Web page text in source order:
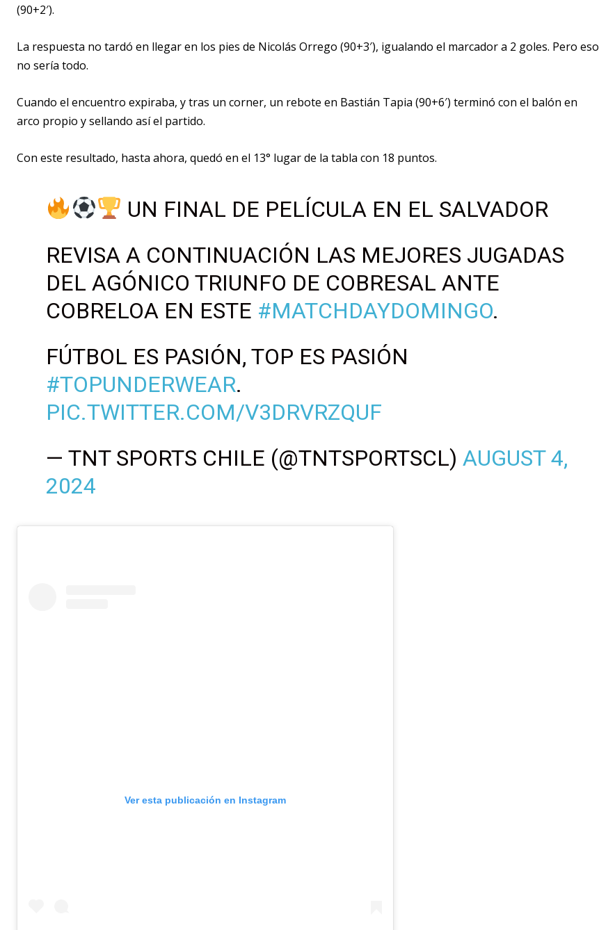
(90+2′).
La respuesta no tardó en llegar en los pies de Nicolás Orrego (90+3′), igualando el marcador a 2 goles. Pero eso
no sería todo.
Cuando el encuentro expiraba, y tras un corner, un rebote en Bastián Tapia (90+6′) terminó con el balón en
arco propio y sellando así el partido.
Con este resultado, hasta ahora, quedó en el 13° lugar de la tabla con 18 puntos.
UN FINAL DE PELÍCULA EN EL SALVADOR
REVISA A CONTINUACIÓN LAS MEJORES JUGADAS
DEL AGÓNICO TRIUNFO DE COBRESAL ANTE
COBRELOA EN ESTE #MATCHDAYDOMINGO.
FÚTBOL ES PASIÓN, TOP ES PASIÓN
#TOPUNDERWEAR.
PIC.TWITTER.COM/V3DRVRZQUF
— TNT SPORTS CHILE (@TNTSPORTSCL) AUGUST 4,
2024
Ver esta publicación en Instagram